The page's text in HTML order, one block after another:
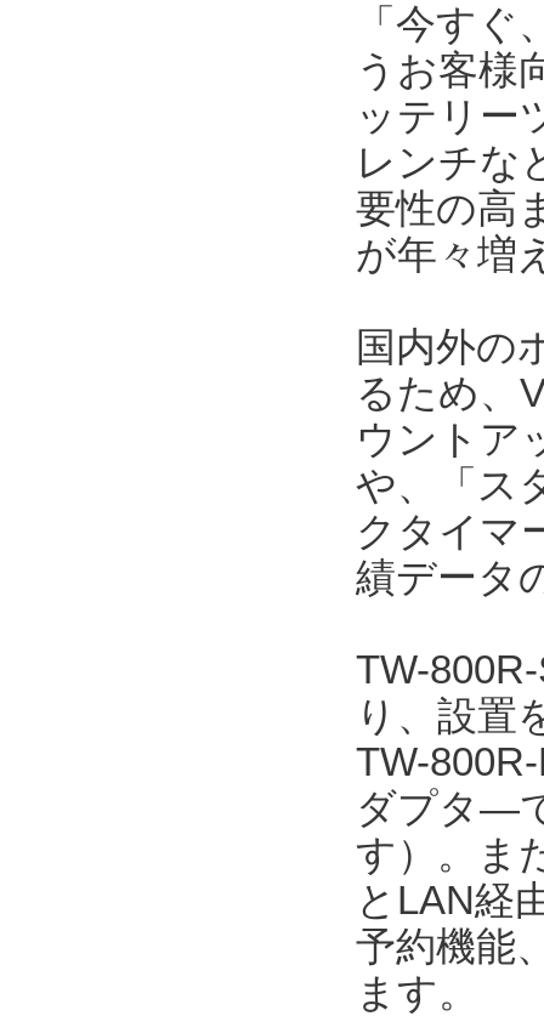
「今す
うお客様
ッテリー
レンチな
要性の高
が年々増
国内外の
るため、
ウントア
や、「ス
クタイマ
績データ
TW-
り、設置
TW-
ダプタ―
す）。ま
とLAN経
予約機能
ます。